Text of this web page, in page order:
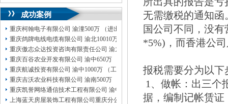
成功案例
重庆柯翰电子有限公司 渝潼500万 （进出口权）
重庆鸽牌电线电缆有限公司 渝北10010万 (进出口权)
重庆傲志众达投资咨询有限责任公司 渝九1000万 （增资）
重庆百谷农业开发有限公司 渝中650万 （注册）
重庆航诚投资有限公司 渝中1000万 （工商注册）
重庆吉沃农业科技有限公司 渝南500万 （工商注册）
重庆凯誉网络通信技术工程有限公司 渝中300万 （工商变更）
上海蓝天房屋装饰工程有限公司重庆分公司 渝北 （工商注册）
无需缴税的通知
国公司不同，没
*5%)，而香港公
报税需要分为以下
1、做帐：出三个
据，编制记帐赁